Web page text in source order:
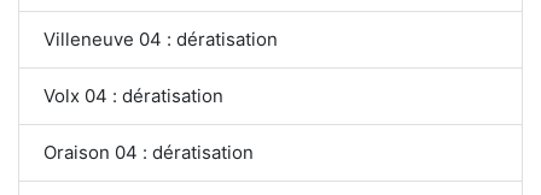
Villeneuve 04 : dératisation
Volx 04 : dératisation
Oraison 04 : dératisation